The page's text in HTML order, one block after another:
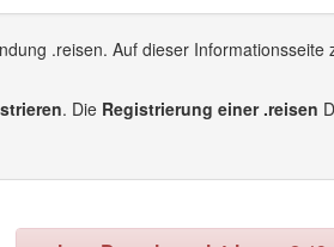
.reisen. Auf dieser Informationsseite
. Die Registrierung einer .reisen